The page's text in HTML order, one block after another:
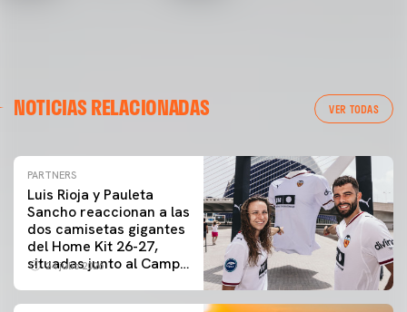
NOTICIAS RELACIONADAS VER TODAS
PARTNERS
Luis Rioja y Pauleta
Sancho reaccionan a las
dos camisetas gigantes
del Home Kit 26-27,
situadas junto al Camp
24 julio 2026